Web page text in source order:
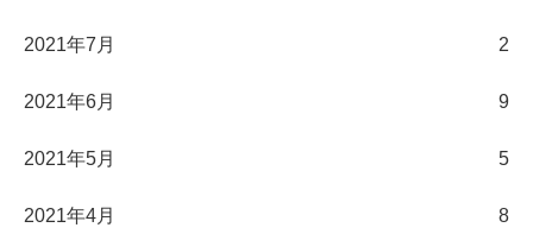
2021年7月 2
2021年6月 9
2021年5月 5
2021年4月 8